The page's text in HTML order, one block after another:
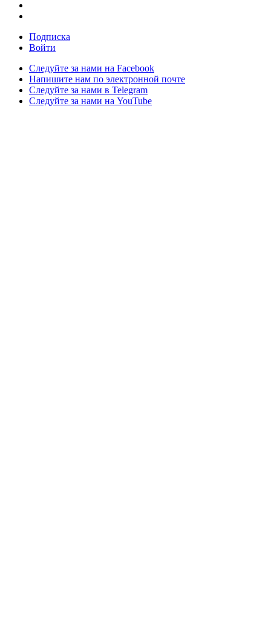
Подписка
Войти
Следуйте за нами на Facebook
Напишите нам по электронной почте
Следуйте за нами в Telegram
Следуйте за нами на YouTube